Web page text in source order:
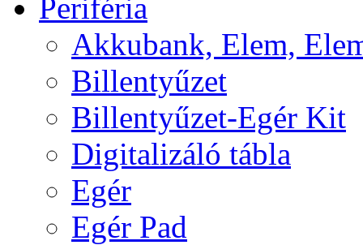
Periféria
Akkubank, Elem,
Billentyűzet
Billentyűzet-Egér Kit
Digitalizáló tábla
Egér
Egér Pad